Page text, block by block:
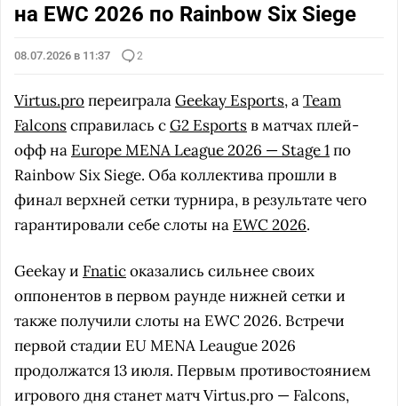
на EWC 2026 по Rainbow Six Siege
08.07.2026 в 11:37 2
Virtus.proпереигралаGeekay Esports, аTeam
Falconsсправилась сG2 Esportsв матчах плей-
офф на Europe MENA League 2026 — Stage 1по
Rainbow Six Siege. Оба коллектива прошли в
финал верхней сетки турнира, в результате чего
гарантировали себе слоты на EWC 2026.
Geekay и Fnaticоказались сильнее своих
оппонентов в первом раунде нижней сетки и
также получили слоты на EWC 2026. Встречи
первой стадии EU MENA Leaugue 2026
продолжатся 13 июля. Первым противостоянием
игрового дня станет матч Virtus.pro — Falcons,